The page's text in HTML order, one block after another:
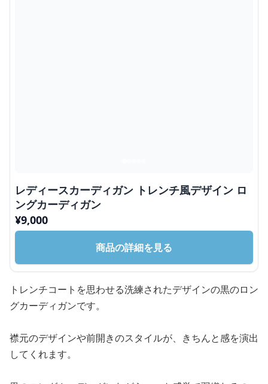
レディースカーディガン トレンチ風デザイン ロ
ングカーディガン
¥9,000
商品の詳細を見る
トレンチコートを思わせる洗練されたデザインの黒のロン
グカーディガンです。
襟元のデザインや前開きのスタイルが、きちんと感を演出
してくれます。